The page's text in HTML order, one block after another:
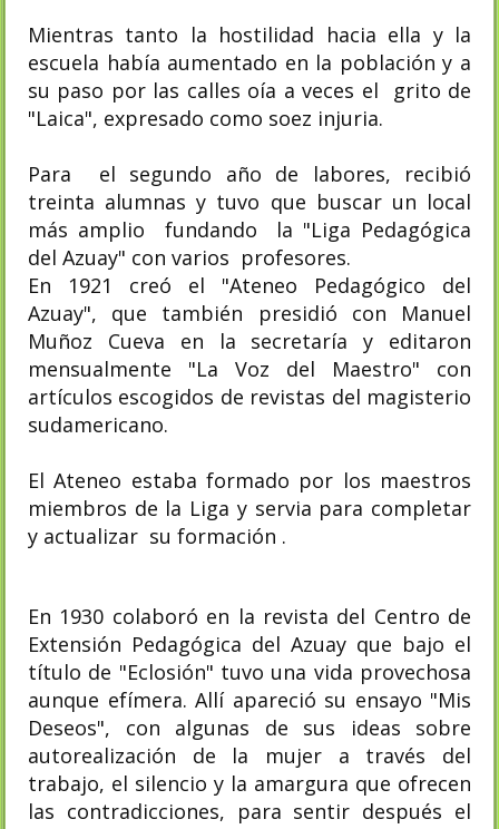
Mientras tanto la hostilidad hacia ella y la
escuela había aumentado en la población y a
su paso por las calles oía a veces el grito de
"Laica", expresado como soez injuria.
Para el segundo año de labores, recibió
treinta alumnas y tuvo que buscar un local
más amplio fundando la "Liga Pedagógica
del Azuay" con varios profesores.
En 1921 creó el "Ateneo Pedagógico del
Azuay", que también presidió con Manuel
Muñoz Cueva en la secretaría y editaron
mensualmente "La Voz del Maestro" con
artículos escogidos de revistas del magisterio
sudamericano.
El Ateneo estaba formado por los maestros
miembros de la Liga y servia para completar
y actualizar su formación .
En 1930 colaboró en la revista del Centro de
Extensión Pedagógica del Azuay que bajo el
título de "Eclosión" tuvo una vida provechosa
aunque efímera. Allí apareció su ensayo "Mis
Deseos", con algunas de sus ideas sobre
autorealización de la mujer a través del
trabajo, el silencio y la amargura que ofrecen
las contradicciones, para sentir después el